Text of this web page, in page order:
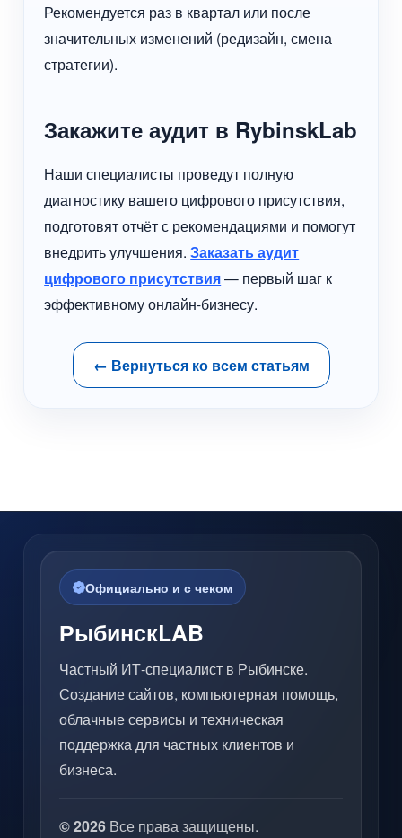
Рекомендуется раз в квартал или после
значительных изменений (редизайн, смена
стратегии).
Закажите аудит в RybinskLab
Наши специалисты проведут полную
диагностику вашего цифрового присутствия,
подготовят отчёт с рекомендациями и помогут
внедрить улучшения.Заказать аудит
цифрового присутствия— первый шаг к
эффективному онлайн-бизнесу.
← Вернуться ко всем статьям
Официально и с чеком
РыбинскLAB
Частный ИТ-специалист в Рыбинске.
Создание сайтов, компьютерная помощь,
облачные сервисы и техническая
поддержка для частных клиентов и
бизнеса.
© 2026 Все права защищены.